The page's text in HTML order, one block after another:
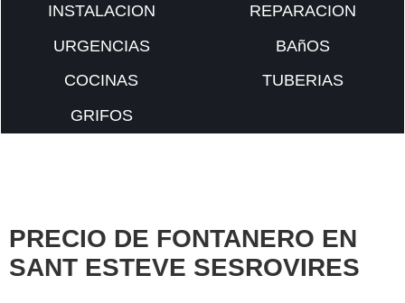
INSTALACION
REPARACION
URGENCIAS
BAñOS
COCINAS
TUBERIAS
GRIFOS
PRECIO DE FONTANERO EN
SANT ESTEVE SESROVIRES